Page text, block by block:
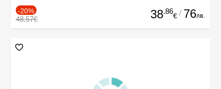
-20%
48.57€ 38.86
€ / 76лв.